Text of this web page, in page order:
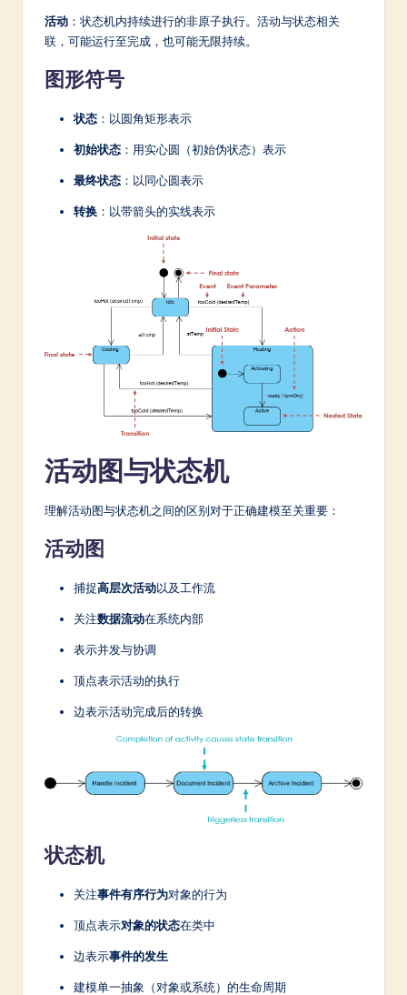
ti
o
活动 ：状态机内持续进行的非原子执行。活动与状态相关
联，可能运行至完成，也可能无限持续。
图形符号
状态 ：以圆角矩形表示
初始状态 ：用实心圆（初始伪状态）表示
最终状态 ：以同心圆表示
转换 ：以带箭头的实线表示
活动图与状态机
理解活动图与状态机之间的区别对于正确建模至关重要：
活动图
捕捉高层次活动以及工作流
关注数据流动在系统内部
表示并发与协调
顶点表示活动的执行
边表示活动完成后的转换
状态机
关注事件有序行为对象的行为
顶点表示对象的状态在类中
边表示事件的发生
建模单一抽象（对象或系统）的生命周期